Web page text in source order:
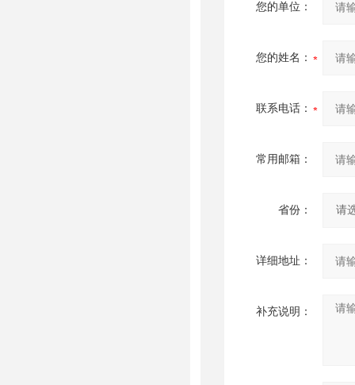
您的单位：
您的姓名：
联系电话：
常用邮箱：
省份：
详细地址：
补充说明：